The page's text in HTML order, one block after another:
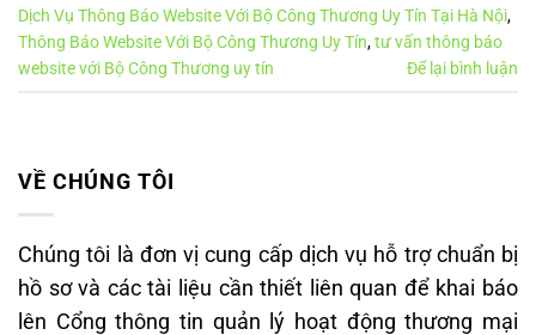
VỀ CHÚNG TÔI
Chúng tôi là đơn vị cung cấp dịch vụ hỗ trợ chuẩn bị
hồ sơ và các tài liệu cần thiết liên quan để khai báo
lên Cổng thông tin quản lý hoạt động thương mại
Dịch Vụ Thông Báo Website Với Bộ Công Thương Uy Tín Tại Hà Nội,
Thông Báo Website Với Bộ Công Thương Uy Tín,tư vấn thông báo
website với Bộ Công Thương uy tín
Để lại bình luận